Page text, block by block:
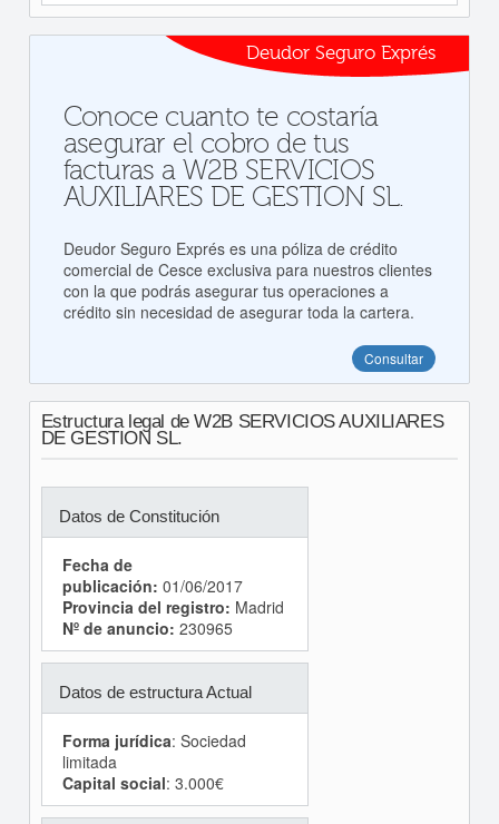
Deudor Seguro Exprés
Conoce cuanto te costaría
asegurar el cobro de tus
facturas a W2B SERVICIOS
AUXILIARES DE GESTION SL.
Deudor Seguro Exprés es una póliza de crédito
comercial de Cesce exclusiva para nuestros clientes
con la que podrás asegurar tus operaciones a
crédito sin necesidad de asegurar toda la cartera.
Consultar
Estructura legal de W2B SERVICIOS AUXILIARES
DE GESTION SL.
Datos de Constitución
Fecha de
publicación: 01/06/2017
Provincia del registro: Madrid
Nº de anuncio: 230965
Datos de estructura Actual
Forma jurídica: Sociedad
limitada
Capital social: 3.000€